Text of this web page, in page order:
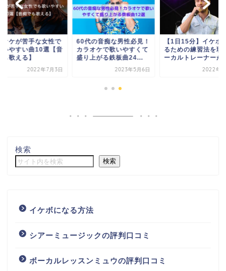
オケが苦手な女性で
いやすい曲10選【音
歌える】
2022年7月3日
60代の音痴な男性必見！
カラオケで歌いやすくて
盛り上がる鉄板曲24...
2023年5月6日
【1日15分】イケボ
るための練習法を現
ーカルトレーナーが
2022年1
検索
検索
イケボになる方法
シアーミュージックの評判口コミ
ボーカルレッスンミュウの評判口コミ